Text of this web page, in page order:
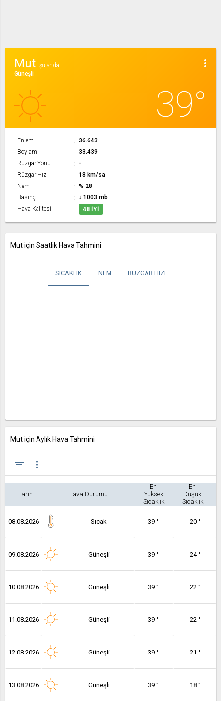
more_vert
Mut
şu anda
Güneşli
39°
Enlem
36.643
Boylam
33.439
Rüzgar Yönü
-
Rüzgar Hızı
18 km/sa
Nem
% 28
Basınç
↓ 1003 mb
Hava Kalitesi
48 İYI
Mut için Saatlik Hava Tahmini
SICAKLIK NEM RÜZGAR HIZI
Mut için Aylık Hava Tahmini
filter_list more_vert
Tarih Hava Durumu
En
Yüksek
Sıcaklık
En
Düşük
Sıcaklık
08.08.2026 Sıcak 39 ° 20 °
09.08.2026 Güneşli 39 ° 24 °
10.08.2026 Güneşli 39 ° 22 °
11.08.2026 Güneşli 39 ° 22 °
12.08.2026 Güneşli 39 ° 21 °
13.08.2026 Güneşli 39 ° 18 °